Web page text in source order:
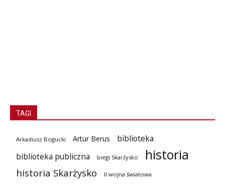
TAGI
Arkadiusz Bogucki Artur Berus
biblioteka
biblioteka publiczna
biegi Skarżysko historia
historia Skarżysko II wojna światowa